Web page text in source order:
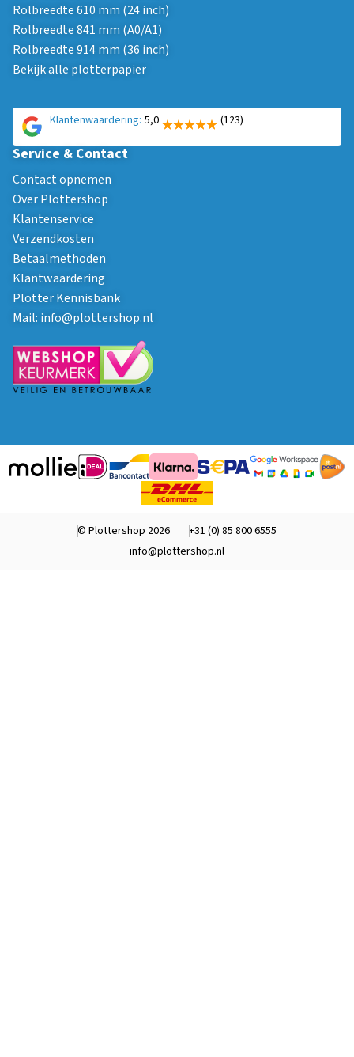
Rolbreedte 610 mm (24 inch)
Rolbreedte 841 mm (A0/A1)
Rolbreedte 914 mm (36 inch)
Bekijk alle plotterpapier
Klantenwaardering: 5,0 (123)
Service & Contact
Contact opnemen
Over Plottershop
Klantenservice
Verzendkosten
Betaalmethoden
Klantwaardering
Plotter Kennisbank
Mail: info@plottershop.nl
© Plottershop 2026
+31 (0) 85 800 6555
info@plottershop.nl